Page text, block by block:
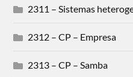
2311 – Sistemas
2312 – CP – Empresa
2313 – CP – Samba